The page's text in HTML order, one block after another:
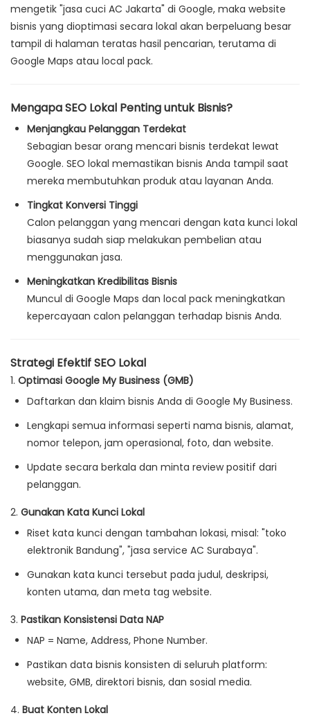
mengetik "jasa cuci AC Jakarta" di Google, maka website
bisnis yang dioptimasi secara lokal akan berpeluang besar
tampil di halaman teratas hasil pencarian, terutama di
Google Maps atau local pack.
Mengapa SEO Lokal Penting untuk Bisnis?
Menjangkau Pelanggan Terdekat
Sebagian besar orang mencari bisnis terdekat lewat
Google. SEO lokal memastikan bisnis Anda tampil saat
mereka membutuhkan produk atau layanan Anda.
Tingkat Konversi Tinggi
Calon pelanggan yang mencari dengan kata kunci lokal
biasanya sudah siap melakukan pembelian atau
menggunakan jasa.
Meningkatkan Kredibilitas Bisnis
Muncul di Google Maps dan local pack meningkatkan
kepercayaan calon pelanggan terhadap bisnis Anda.
Strategi Efektif SEO Lokal
1. Optimasi Google My Business (GMB)
Daftarkan dan klaim bisnis Anda di Google My Business.
Lengkapi semua informasi seperti nama bisnis, alamat,
nomor telepon, jam operasional, foto, dan website.
Update secara berkala dan minta review positif dari
pelanggan.
2. Gunakan Kata Kunci Lokal
Riset kata kunci dengan tambahan lokasi, misal: "toko
elektronik Bandung", "jasa service AC Surabaya".
Gunakan kata kunci tersebut pada judul, deskripsi,
konten utama, dan meta tag website.
3. Pastikan Konsistensi Data NAP
NAP = Name, Address, Phone Number.
Pastikan data bisnis konsisten di seluruh platform:
website, GMB, direktori bisnis, dan sosial media.
4. Buat Konten Lokal